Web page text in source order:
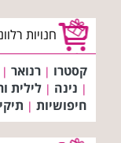
חנויות
קסטרו | רנואר |
| נינה | לילית
חיפושיות |